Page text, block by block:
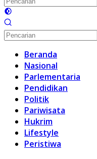
Beranda
Nasional
Parlementaria
Pendidikan
Politik
Pariwisata
Hukrim
Lifestyle
Peristiwa